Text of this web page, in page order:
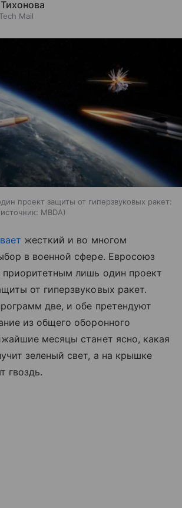
Mail
проект защиты от гиперзвуковых ракет:
источник: MBDA
жесткий и во многом
в военной сфере. Евросоюз
приоритетным лишь один проект
от гиперзвуковых ракет.
две, и обе претендуют
из общего оборонного
месяцы станет ясно, какая
зеленый свет, а на крышке
гвоздь.